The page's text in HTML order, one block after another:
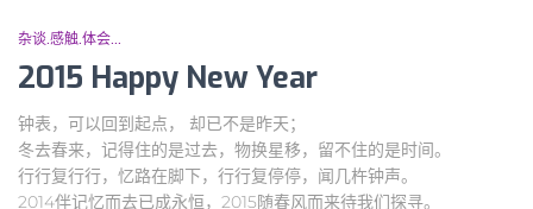
杂谈.感触.体会...
2015 Happy New Year
钟表，可以回到起点， 却已不是昨天；
冬去春来，记得住的是过去，物换星移，留不住的是时间。
行行复行行，忆路在脚下，行行复停停，闻几杵钟声。
2014伴记忆而去已成永恒，2015随春风而来待我们探寻。